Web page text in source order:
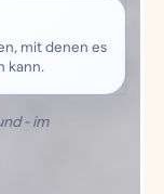
mit denen es
kann.
- im